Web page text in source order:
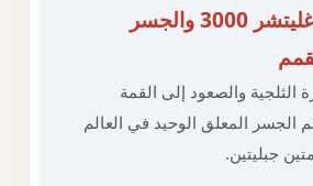
اليوم 2: قمة غليتشر 3000 والجسر
الثلجية والصعود إلى القمة
الجسر المعلق الوحيد في العالم
جبليتين.